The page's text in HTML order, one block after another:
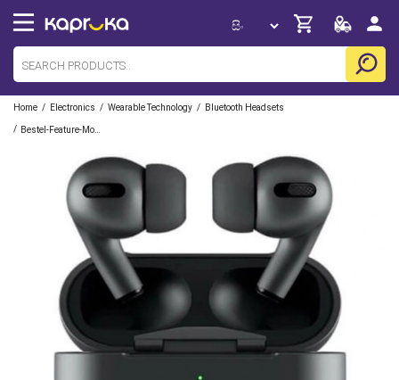
Home / Electronics / Wearable Technology / Bluetooth Headsets
/